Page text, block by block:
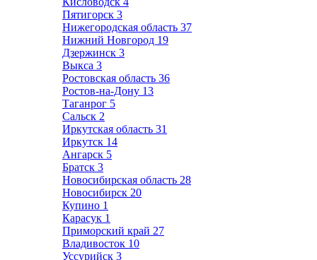
Пятигорск 3
Нижегородская область 37
Нижний Новгород 19
Дзержинск 3
Выкса 3
Ростовская область 36
Ростов-на-Дону 13
Таганрог 5
Сальск 2
Иркутская область 31
Иркутск 14
Ангарск 5
Братск 3
Новосибирская область 28
Новосибирск 20
Купино 1
Карасук 1
Приморский край 27
Владивосток 10
Уссурийск 3